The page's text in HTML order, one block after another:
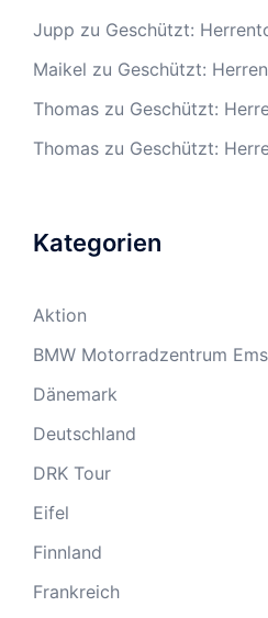
Jupp zu Geschützt:
Maikel zu Geschützt:
Thomas zu Geschützt:
Thomas zu Geschützt:
Kategorien
Aktion
BMW Motorradzentrum
Dänemark
Deutschland
DRK Tour
Eifel
Finnland
Frankreich